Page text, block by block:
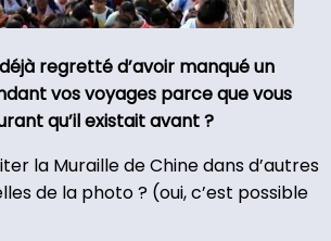
regretté d’avoir manqué un
vos voyages parce que vous
qu’il existait avant ?
la Muraille de Chine dans d’autres
de la photo ? (oui, c’est possible